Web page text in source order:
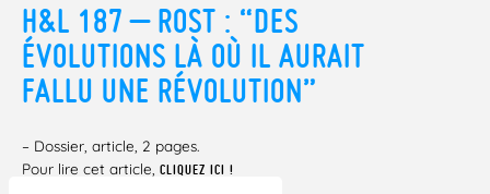
H&L 187 – ROST : “DES
ÉVOLUTIONS LÀ OÙ IL AURAIT
FALLU UNE RÉVOLUTION”
– Dossier, article, 2 pages.
Pour lire cet article, CLIQUEZ ICI !